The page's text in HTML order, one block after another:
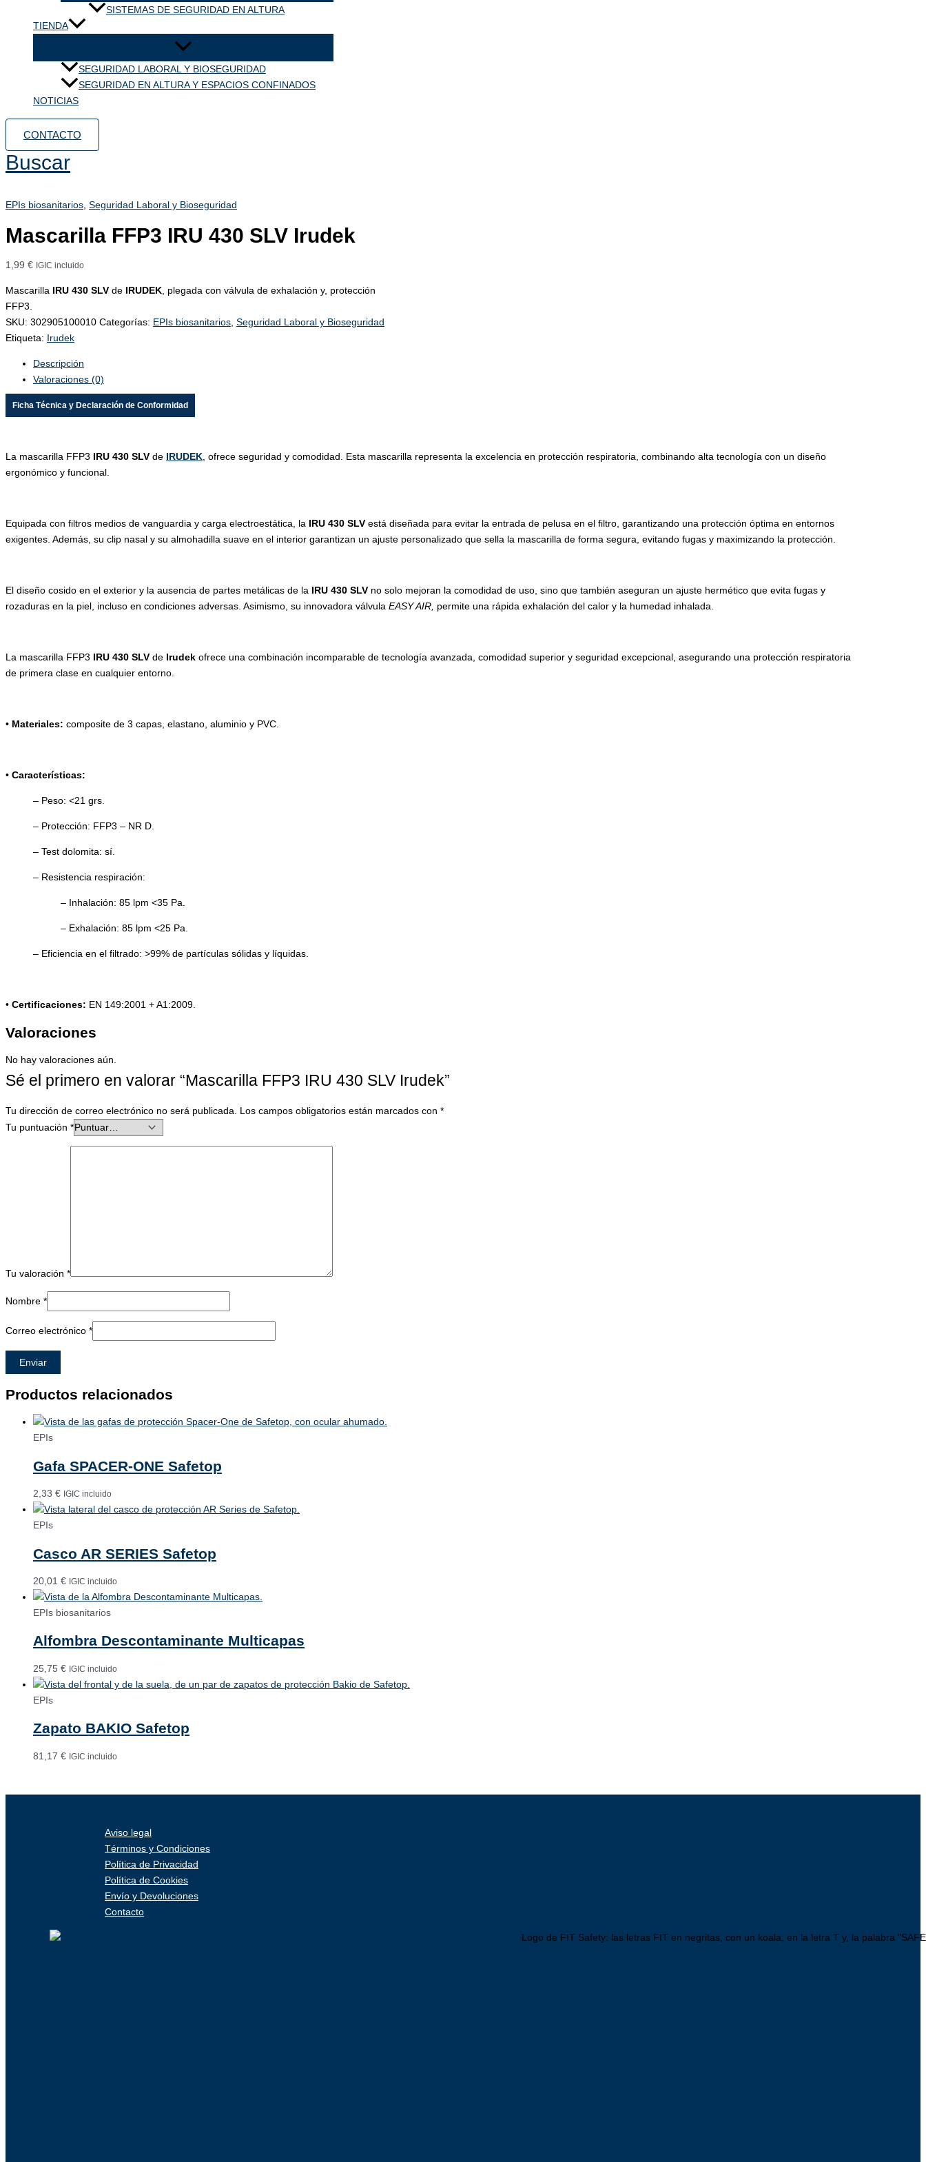
SISTEMAS DE SEGURIDAD EN ALTURA
TIENDA
SEGURIDAD LABORAL Y BIOSEGURIDAD
SEGURIDAD EN ALTURA Y ESPACIOS CONFINADOS
NOTICIAS
CONTACTO
Buscar
EPIs biosanitarios, Seguridad Laboral y Bioseguridad
Mascarilla FFP3 IRU 430 SLV Irudek
1,99 € IGIC incluido
Mascarilla IRU 430 SLV de IRUDEK , plegada con válvula de exhalación y, protección
FFP3.
SKU: 302905100010 Categorías: EPIs biosanitarios Seguridad Laboral y Bioseguridad
Etiqueta: Irudek
Descripción
Valoraciones (0)
Ficha Técnica y Declaración de Conformidad
La mascarilla FFP3 IRU 430 SLV de IRUDEK , ofrece seguridad y comodidad. Esta mascarilla representa la excelencia en protección respiratoria, combinando alta tecnología con un diseño
ergonómico y funcional.
Equipada con filtros medios de vanguardia y carga electroestática, la IRU 430 SLV está diseñada para evitar la entrada de pelusa en el filtro, garantizando una protección óptima en entornos
exigentes. Además, su clip nasal y su almohadilla suave en el interior garantizan un ajuste personalizado que sella la mascarilla de forma segura, evitando fugas y maximizando la protección.
El diseño cosido en el exterior y la ausencia de partes metálicas de la IRU 430 SLV no solo mejoran la comodidad de uso, sino que también aseguran un ajuste hermético que evita fugas y
rozaduras en la piel, incluso en condiciones adversas. Asimismo, su innovadora válvula EASY AIR, permite una rápida exhalación del calor y la humedad inhalada.
La mascarilla FFP3 IRU 430 SLV de Irudek ofrece una combinación incomparable de tecnología avanzada, comodidad superior y seguridad excepcional, asegurando una protección respiratoria
de primera clase en cualquier entorno.
• Materiales: composite de 3 capas, elastano, aluminio y PVC.
• Características:
– Peso: <21 grs.
– Protección: FFP3 – NR D.
– Test dolomita: sí.
– Resistencia respiración:
– Inhalación: 85 lpm <35 Pa.
– Exhalación: 85 lpm <25 Pa.
– Eficiencia en el filtrado: >99% de partículas sólidas y líquidas.
• Certificaciones: EN 149:2001 + A1:2009.
Valoraciones
No hay valoraciones aún.
Sé el primero en valorar “Mascarilla FFP3 IRU 430 SLV Irudek”
Tu dirección de correo electrónico no será publicada. Los campos obligatorios están marcados con *
Tu puntuación *
Tu valoración *
Nombre *
Correo electrónico *
Productos relacionados
EPIs
Gafa SPACER-ONE Safetop
2,33 € IGIC incluido
EPIs
Casco AR SERIES Safetop
20,01 € IGIC incluido
EPIs biosanitarios
Alfombra Descontaminante Multicapas
25,75 € IGIC incluido
EPIs
Zapato BAKIO Safetop
81,17 € IGIC incluido
Aviso legal
Términos y Condiciones
Política de Privacidad
Política de Cookies
Envío y Devoluciones
Contacto